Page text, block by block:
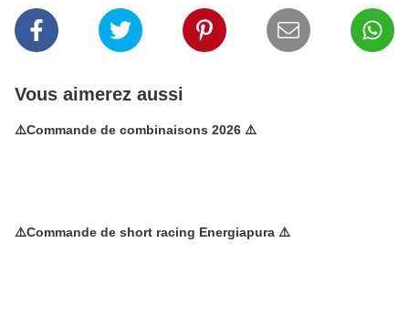
Vous aimerez aussi
⚠️Commande de combinaisons 2026 ⚠️
⚠️Commande de short racing Energiapura ⚠️